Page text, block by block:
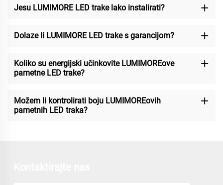
Jesu LUMIMORE LED trake lako instalirati?
Dolaze li LUMIMORE LED trake s garancijom?
Koliko su energijski učinkovite LUMIMOREove
pametne LED trake?
Možem li kontrolirati boju LUMIMOREovih
pametnih LED traka?